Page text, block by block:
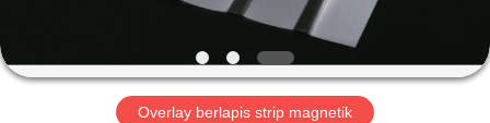
TENTANG
KAMI
Overlay berlapis strip magnetik